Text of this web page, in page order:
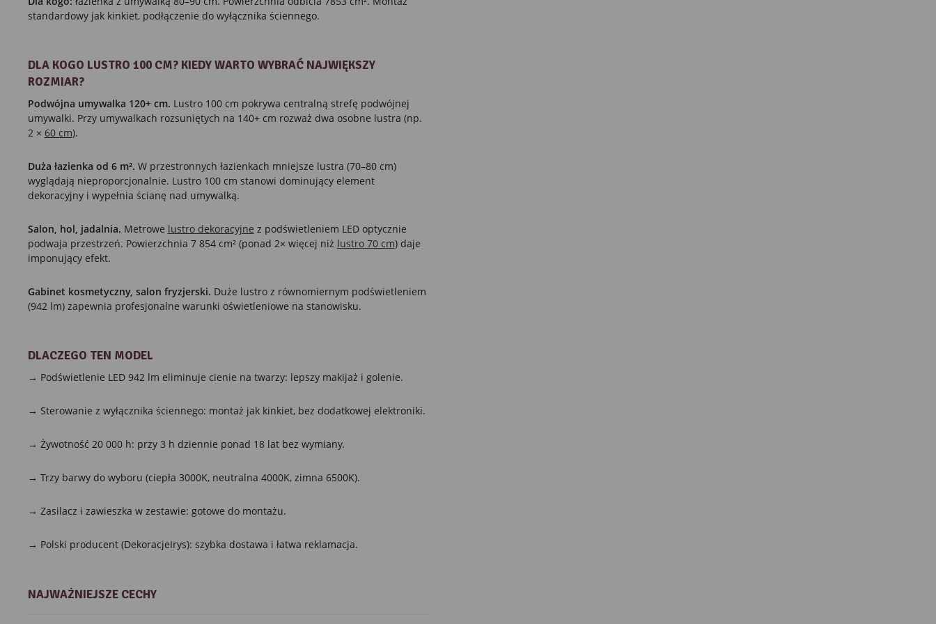
standardowy jak kinkiet, podłączenie do wyłącznika ściennego.
DLA KOGO LUSTRO 100 CM? KIEDY WARTO WYBRAĆ NAJWIĘKSZY
ROZMIAR?
Podwójna umywalka 120+ cm. Lustro 100 cm pokrywa centralną strefę podwójnej
umywalki. Przy umywalkach rozsuniętych na 140+ cm rozważ dwa osobne lustra (np.
2 × 60 cm).
Duża łazienka od 6 m². W przestronnych łazienkach mniejsze lustra (70–80 cm)
wyglądają nieproporcjonalnie. Lustro 100 cm stanowi dominujący element
dekoracyjny i wypełnia ścianę nad umywalką.
Salon, hol, jadalnia. Metrowe lustro dekoracyjne z podświetleniem LED optycznie
podwaja przestrzeń. Powierzchnia 7 854 cm² (ponad 2× więcej niż lustro 70 cm) daje
imponujący efekt.
Gabinet kosmetyczny, salon fryzjerski. Duże lustro z równomiernym podświetleniem
(942 lm) zapewnia profesjonalne warunki oświetleniowe na stanowisku.
DLACZEGO TEN MODEL
→ Podświetlenie LED 942 lm eliminuje cienie na twarzy: lepszy makijaż i golenie.
→ Sterowanie z wyłącznika ściennego: montaż jak kinkiet, bez dodatkowej elektroniki.
→ Żywotność 20 000 h: przy 3 h dziennie ponad 18 lat bez wymiany.
→ Trzy barwy do wyboru (ciepła 3000K, neutralna 4000K, zimna 6500K).
→ Zasilacz i zawieszka w zestawie: gotowe do montażu.
→ Polski producent (DekoracjeIrys): szybka dostawa i łatwa reklamacja.
NAJWAŻNIEJSZE CECHY